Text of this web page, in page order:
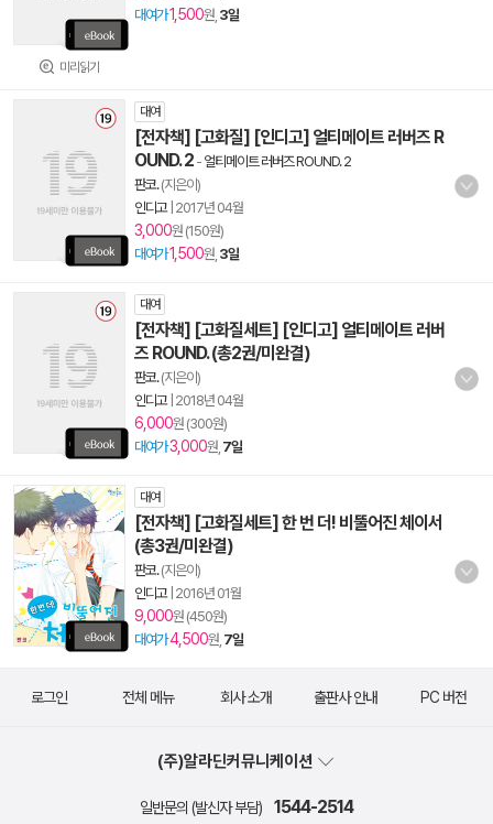
미리읽기
대여가1,500원, 3일
대여
[전자책] [고화질] [인디고] 얼티메이트 러버즈 R
OUND. 2 - 얼티메이트 러버즈 ROUND. 2
판코.(지은이)
인디고| 2017년 04월
3,000원 (150원)
대여가1,500원, 3일
대여
[전자책] [고화질세트] [인디고] 얼티메이트 러버
즈 ROUND. (총2권/미완결)
판코.(지은이)
인디고| 2018년 04월
6,000원 (300원)
대여가3,000원, 7일
대여
[전자책] [고화질세트] 한 번 더! 비뚤어진 체이서
(총3권/미완결)
판코.(지은이)
인디고| 2016년 01월
9,000원 (450원)
대여가4,500원, 7일
로그인 전체 메뉴 회사 소개 출판사 안내 PC 버전
(주)알라딘커뮤니케이션
일반문의 (발신자 부담) 1544-2514